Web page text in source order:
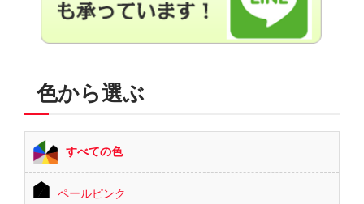
色から選ぶ
すべての色
ペールピンク